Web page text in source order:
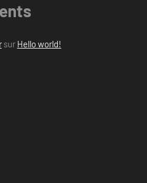
sur Hello world!